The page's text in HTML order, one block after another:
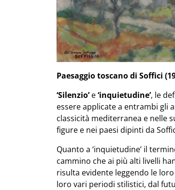
Paesaggio toscano di Soffici
‘Silenzio’e‘inquietudine’, le
essere applicate a entrambi gli
classicità mediterranea e nelle
figure e nei paesi dipinti da
Quanto a ‘inquietudine’ il
cammino che ai più alti livelli
risulta evidente leggendo le
loro vari periodi stilistici, dal